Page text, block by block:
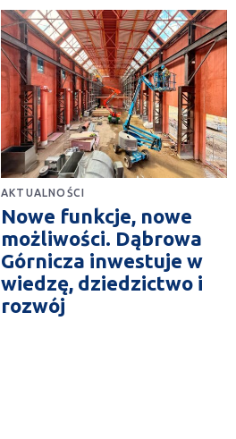
AKTUALNOŚCI
Nowe funkcje, nowe
możliwości. Dąbrowa
Górnicza inwestuje w
wiedzę, dziedzictwo i
rozwój